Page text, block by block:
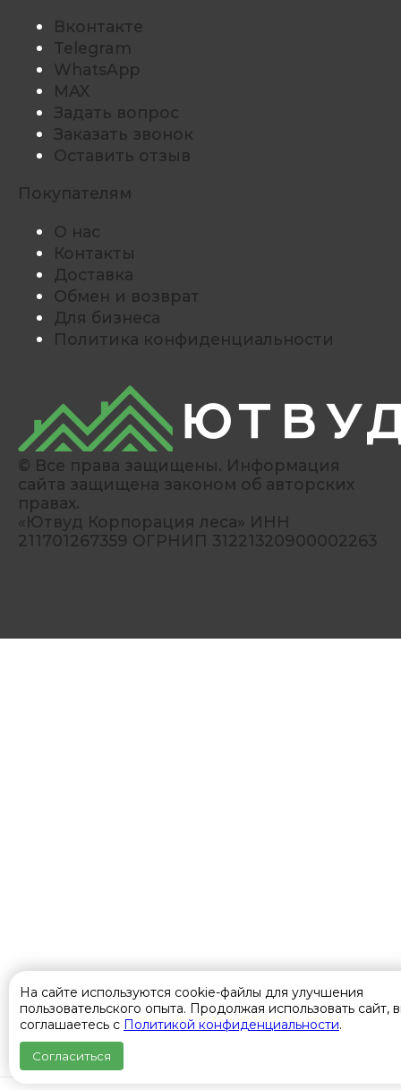
Вконтакте
Telegram
WhatsApp
MAX
Задать вопрос
Заказать звонок
Оставить отзыв
Покупателям
О нас
Контакты
Доставка
Обмен и возврат
Для бизнеса
Политика конфиденциальности
© Все права защищены. Информация
сайта защищена законом об авторских
правах.
«Ютвуд Корпорация леса» ИНН
211701267359 ОГРНИП 31221320900002263
На сайте используются cookie-файлы для улучшения
пользовательского опыта. Продолжая использовать сайт,
соглашаетесь с Политикой конфиденциальности.
Согласиться